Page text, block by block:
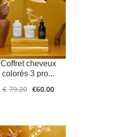
Coffret cheveux
colorés 3 pro...
€ 79.20 €60.00
LIRE LA
SUITE
PLUS
D'INFOS